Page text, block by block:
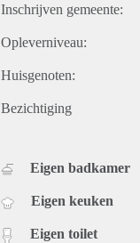
Inschrijven gemeente:
Opleverniveau:
Huisgenoten:
Bezichtiging
Eigen badkamer
Eigen keuken
Eigen toilet